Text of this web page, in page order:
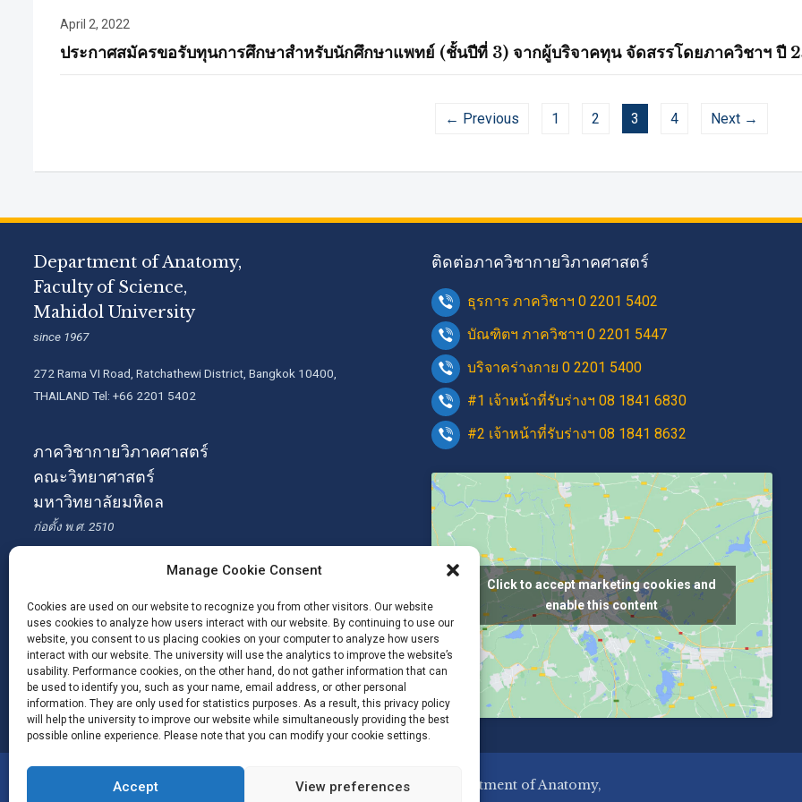
Manage Cookie Consent
Cookies are used on our website to recognize you from other visitors. Our website
uses cookies to analyze how users interact with our website. By continuing to use our
website, you consent to us placing cookies on your computer to analyze how users
interact with our website. The university will use the analytics to improve the website’s
usability. Performance cookies, on the other hand, do not gather information that can
be used to identify you, such as your name, email address, or other personal
information. They are only used for statistics purposes. As a result, this privacy policy
will help the university to improve our website while simultaneously providing the best
possible online experience. Please note that you can modify your cookie settings.
Accept View preferences
April 2, 2022
ประกาศสมัครขอรับทุนการศึกษาสําหรับนักศึกษาแพทย์ (ชั้นปีที่ 3) จากผู้บริจาคทุน จัดสรรโดยภาควิชาฯ ปี
← Previous 1 2 3 4 Next →
Department of Anatomy,
Faculty of Science,
Mahidol University
since 1967
272 Rama VI Road, Ratchathewi District, Bangkok 10400,
THAILAND Tel: +66 2201 5402
ภาควิชากายวิภาคศาสตร์
คณะวิทยาศาสตร์
มหาวิทยาลัยมหิดล
ก่อตั้ง พ.ศ. 2510
เลขที่ 272 ถนนพระรามที่ 6 แขวงทุ่งพญาไท เขตราชเทวี กรุงเทพฯ
ติดต่อภาควิชากายวิภาคศาสตร์
ธุรการ ภาควิชาฯ 0 2201 5402
บัณฑิตฯ ภาควิชาฯ 0 2201 5447
บริจาคร่างกาย 0 2201 5400
#1 เจ้าหน้าที่รับร่างฯ 08 1841 6830
#2 เจ้าหน้าที่รับร่างฯ 08 1841 8632
Click to accept marketing cookies and
enable this content
Copyright © 2026 #Anatomy SC Mahidol #Anatomy MUSC #Department of Anatomy,